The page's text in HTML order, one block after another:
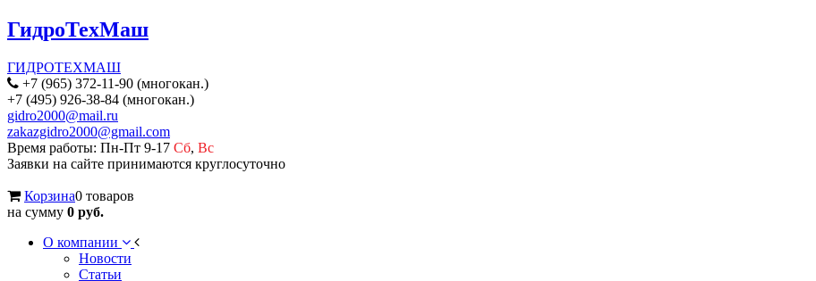
ГидроТехМаш
ГИДРОТЕХМАШ
+7 (965) 372-11-90 (многокан.)
+7 (495) 926-38-84 (многокан.)
gidro2000@mail.ru
zakazgidro2000@gmail.com
Время работы: Пн-Пт 9-17 Сб, Вс
Заявки на сайте принимаются круглосуточно
Корзина0 товаров
на сумму 0 руб.
О компании
Новости
Статьи